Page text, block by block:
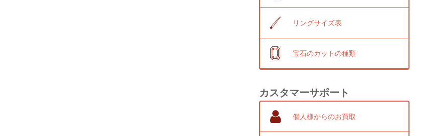
リングサイズ表
宝石のカットの種類
カスタマーサポート
個人様からのお買取